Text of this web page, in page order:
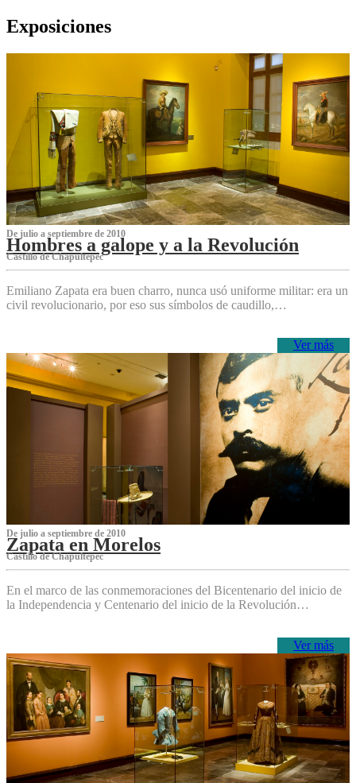
Exposiciones
De julio a septiembre de 2010
Hombres a galope y a la Revolución
Castillo de Chapultepec
Emiliano Zapata era buen charro, nunca usó uniforme militar: era un
civil revolucionario, por eso sus símbolos de caudillo,…
Ver más
De julio a septiembre de 2010
Zapata en Morelos
Castillo de Chapultepec
En el marco de las conmemoraciones del Bicentenario del inicio de
la Independencia y Centenario del inicio de la Revolución…
Ver más